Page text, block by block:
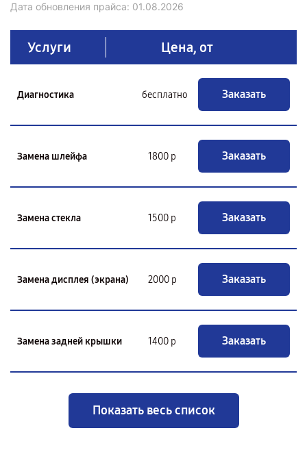
Дата обновления прайса: 01.08.2026
Услуги Цена, от
Диагностика бесплатно Заказать
Замена шлейфа 1800 р Заказать
Замена стекла 1500 р Заказать
Замена дисплея (экрана) 2000 р Заказать
Замена задней крышки 1400 р Заказать
Показать весь список